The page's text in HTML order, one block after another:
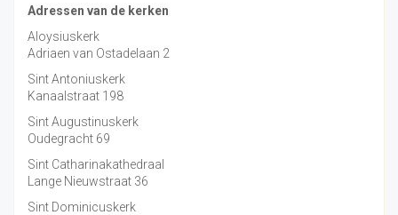
Adressen van de kerken
Aloysiuskerk
Adriaen van Ostadelaan 2
Sint Antoniuskerk
Kanaalstraat 198
Sint Augustinuskerk
Oudegracht 69
Sint Catharinakathedraal
Lange Nieuwstraat 36
Sint Dominicuskerk